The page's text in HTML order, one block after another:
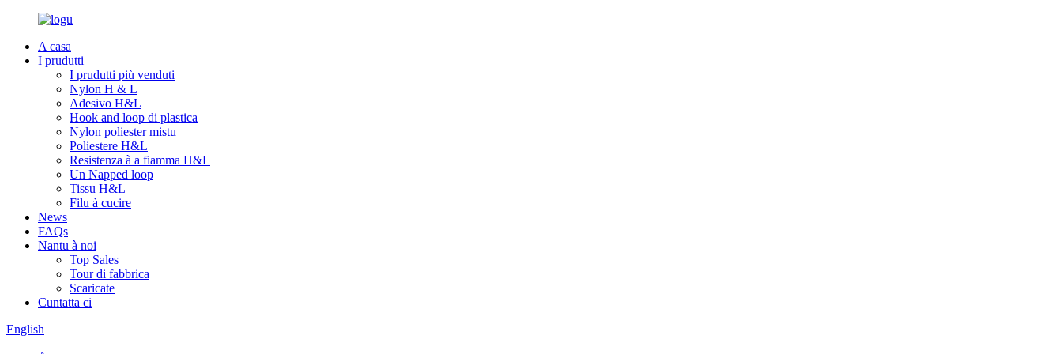
A casa
I prudutti
I prudutti più venduti
Nylon H & L
Adesivo H&L
Hook and loop di plastica
Nylon poliester mistu
Poliestere H&L
Resistenza à a fiamma H&L
Un Napped loop
Tissu H&L
Filu à cucire
News
FAQs
Nantu à noi
Top Sales
Tour di fabbrica
Scaricate
Cuntatta ci
English